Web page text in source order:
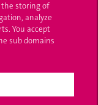
the storing of
analyze
You accept
sub domains